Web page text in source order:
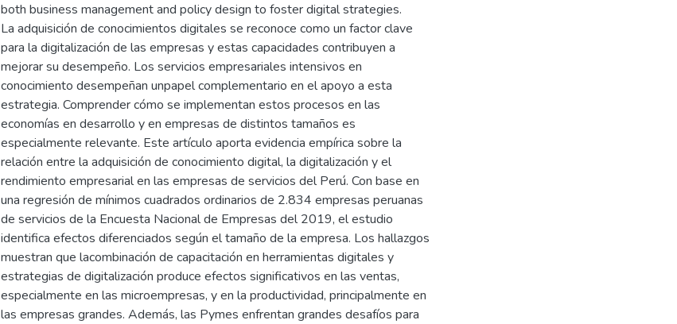
both business management and policy design to foster digital strategies.
La adquisición de conocimientos digitales se reconoce como un factor clave
para la digitalización de las empresas y estas capacidades contribuyen a
mejorar su desempeño. Los servicios empresariales intensivos en
conocimiento desempeñan unpapel complementario en el apoyo a esta
estrategia. Comprender cómo se implementan estos procesos en las
economías en desarrollo y en empresas de distintos tamaños es
especialmente relevante. Este artículo aporta evidencia empírica sobre la
relación entre la adquisición de conocimiento digital, la digitalización y el
rendimiento empresarial en las empresas de servicios del Perú. Con base en
una regresión de mínimos cuadrados ordinarios de 2.834 empresas peruanas
de servicios de la Encuesta Nacional de Empresas del 2019, el estudio
identifica efectos diferenciados según el tamaño de la empresa. Los hallazgos
muestran que lacombinación de capacitación en herramientas digitales y
estrategias de digitalización produce efectos significativos en las ventas,
especialmente en las microempresas, y en la productividad, principalmente en
las empresas grandes. Además, las Pymes enfrentan grandes desafíos para